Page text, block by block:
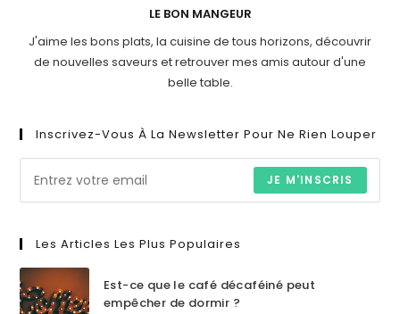
LE BON MANGEUR
J'aime les bons plats, la cuisine de tous horizons, découvrir
de nouvelles saveurs et retrouver mes amis autour d'une
belle table.
Inscrivez-Vous À La Newsletter Pour Ne Rien Louper
JE M'INSCRIS
Les Articles Les Plus Populaires
Est-ce que le café décaféiné peut
empêcher de dormir ?